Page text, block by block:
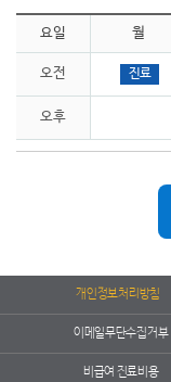
요일 월
오전 진료
오후
개인정보처리방침
이메일무단수집거부
비급여 진료비용